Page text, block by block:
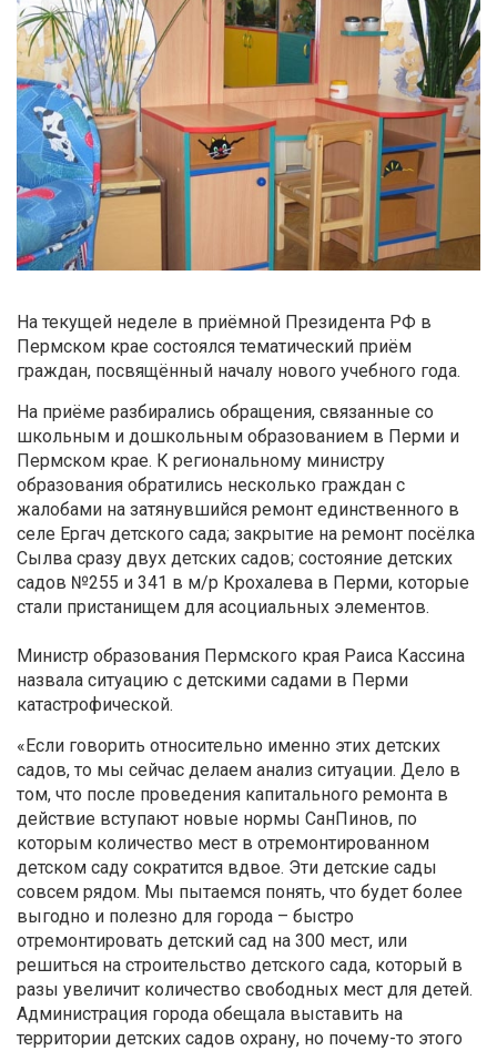
На текущей неделе в приёмной Президента РФ в
Пермском крае состоялся тематический приём
граждан, посвящённый началу нового учебного года.
На приёме разбирались обращения, связанные со
школьным и дошкольным образованием в Перми и
Пермском крае. К региональному министру
образования обратились несколько граждан с
жалобами на затянувшийся ремонт единственного в
селе Ергач детского сада; закрытие на ремонт посёлка
Сылва сразу двух детских садов; состояние детских
садов №255 и 341 в м/р Крохалева в Перми, которые
стали пристанищем для асоциальных элементов.
Министр образования Пермского края Раиса Кассина
назвала ситуацию с детскими садами в Перми
катастрофической.
«Если говорить относительно именно этих детских
садов, то мы сейчас делаем анализ ситуации. Дело в
том, что после проведения капитального ремонта в
действие вступают новые нормы СанПинов, по
которым количество мест в отремонтированном
детском саду сократится вдвое. Эти детские сады
совсем рядом. Мы пытаемся понять, что будет более
выгодно и полезно для города – быстро
отремонтировать детский сад на 300 мест, или
решиться на строительство детского сада, который в
разы увеличит количество свободных мест для детей.
Администрация города обещала выставить на
территории детских садов охрану, но почему-то этого